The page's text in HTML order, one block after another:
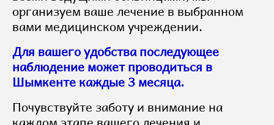
организуем ваше лечение в выбранном
вами медицинском учреждении.
Для вашего удобства последующее
наблюдение может проводиться в
Шымкенте каждые 3 месяца.
Почувствуйте заботу и внимание на